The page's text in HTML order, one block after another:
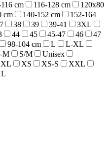
cm 116-128 cm
120x80
cm 140-152 cm
152-164
38 39 39-41
3XL
44 45 45-47 46
47
98-104 cm L
L-XL
M S/M
Unisex
XS XS-S
XXL